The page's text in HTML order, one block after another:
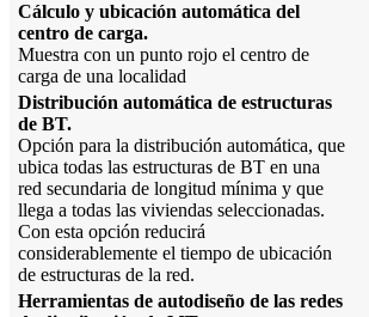
Cálculo y ubicación automática del
centro de carga.
Muestra con un punto rojo el centro de
carga de una localidad
Distribución automática de estructuras
de BT.
Opción para la distribución automática, que
ubica todas las estructuras de BT en una
red secundaria de longitud mínima y que
llega a todas las viviendas seleccionadas.
Con esta opción reducirá
considerablemente el tiempo de ubicación
de estructuras de la red.
Herramientas de autodiseño de las redes